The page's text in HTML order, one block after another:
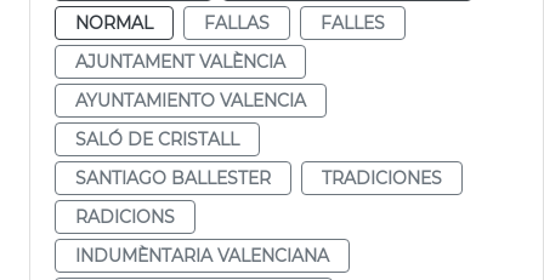
NORMAL
FALLAS
FALLES
AJUNTAMENT VALÈNCIA
AYUNTAMIENTO VALENCIA
SALÓ DE CRISTALL
SANTIAGO BALLESTER
TRADICIONES
RADICIONS
INDUMÈNTARIA VALENCIANA